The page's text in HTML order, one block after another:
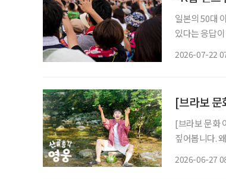
일본의 50대
있다는 응답
2026-07-22
[브라보 문
[브라보 문화
짚어봅니다. 왜 떴을까? 가수 임영웅이 산골 생활에 나섰다. 지난 23일 첫 방송된 SBS 예능
2026-06-27